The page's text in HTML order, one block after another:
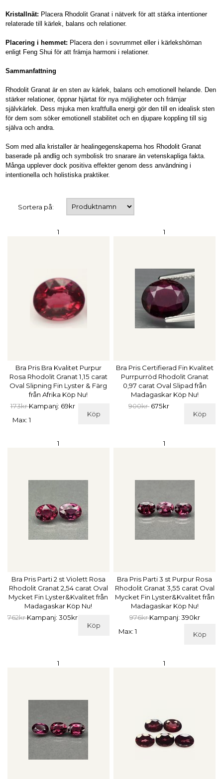
Kristallnät: Placera Rhodolit Granat i nätverk för att stärka intentioner
relaterade till kärlek, balans och relationer.
Placering i hemmet: Placera den i sovrummet eller i kärlekshörnan
enligt Feng Shui för att främja harmoni i relationer.
Sammanfattning
Rhodolit Granat är en sten av kärlek, balans och emotionell helande. Den
stärker relationer, öppnar hjärtat för nya möjligheter och främjar
självkärlek. Dess mjuka men kraftfulla energi gör den till en idealisk sten
för dem som söker emotionell stabilitet och en djupare koppling till sig
själva och andra.
Som med alla kristaller är healingegenskaperna hos Rhodolit Granat
baserade på andlig och symbolisk tro snarare än vetenskapliga fakta.
Många upplever dock positiva effekter genom dess användning i
intentionella och holistiska praktiker.
Sortera på:
1
Bra Pris Bra Kvalitet Purpur
Rosa Rhodolit Granat 1,15 carat
Oval Slipning Fin Lyster & Färg
från Afrika Köp Nu!
173krKampanj: 69kr
Köp
Max: 1
1
Bra Pris Certifierad Fin Kvalitet
Purrpurröd Rhodolit Granat
0,97 carat Oval Slipad från
Madagaskar Köp Nu!
900kr 675kr
Köp
1
Bra Pris Parti 2 st Violett Rosa
Rhodolit Granat 2,54 carat Oval
Mycket Fin Lyster&Kvalitet från
Madagaskar Köp Nu!
762krKampanj: 305kr
Köp
1
Bra Pris Parti 3 st Purpur Rosa
Rhodolit Granat 3,55 carat Oval
Mycket Fin Lyster&Kvalitet från
Madagaskar Köp Nu!
976krKampanj: 390kr
Köp
Max: 1
1 1